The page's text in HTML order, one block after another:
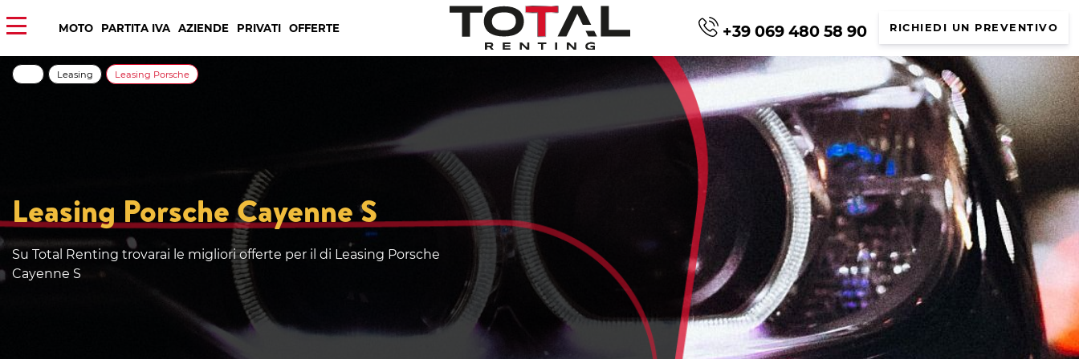
MOTO PARTITA IVA AZIENDE PRIVATI OFFERTE +39 069 480 58 90 RICHIEDI UN PREVENTIVO
Leasing Porsche Cayenne S
Su Total Renting trovarai le migliori offerte per il di Leasing Porsche
Cayenne S
Leasing Leasing Porsche